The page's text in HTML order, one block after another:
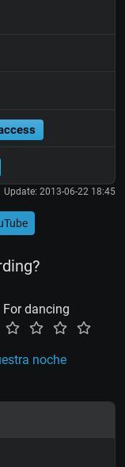
Update: 2013-06-22 18:45
For dancing
noche